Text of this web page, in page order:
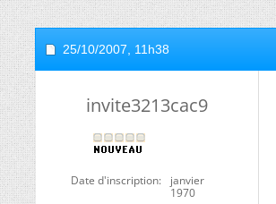
25/10/2007, 11h38
invite3213cac9
Date d'inscription
janvier
1970